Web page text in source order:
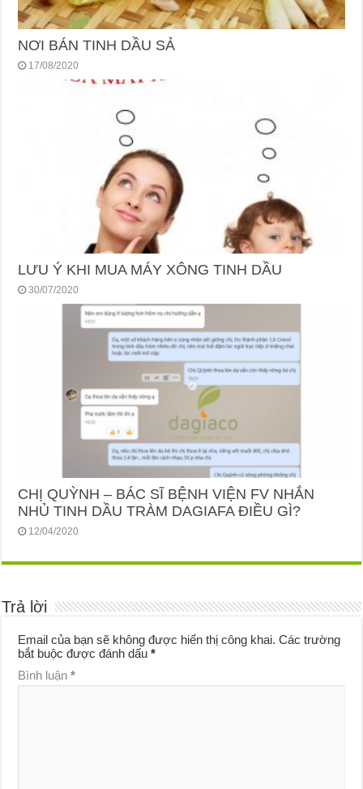
NƠI BÁN TINH DẦU SẢ
17/08/2020
LƯU Ý KHI MUA MÁY XÔNG TINH DẦU
30/07/2020
CHỊ QUỲNH – BÁC SĨ BỆNH VIỆN FV NHẮN
NHỦ TINH DẦU TRÀM DAGIAFA ĐIỀU GÌ?
12/04/2020
Trả lời
Email của bạn sẽ không được hiển thị công khai. Các trường
bắt buộc được đánh dấu*
Bình luận*